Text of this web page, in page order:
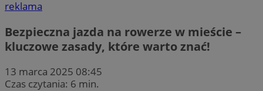
reklama
Bezpieczna jazda na rowerze w mieście –
kluczowe zasady, które warto znać!
13 marca 2025 08:45
Czas czytania: 6 min.